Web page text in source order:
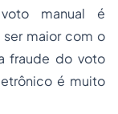
manual é
maior com o
fraude do voto
é muito